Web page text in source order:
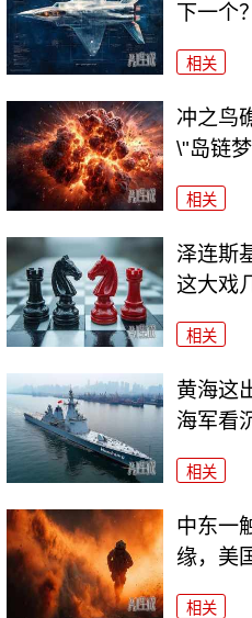
下一个
相关
冲之鸟
\"岛链
相关
泽连斯
这大戏
相关
黄海这
海军看
相关
中东一
缘，美
相关